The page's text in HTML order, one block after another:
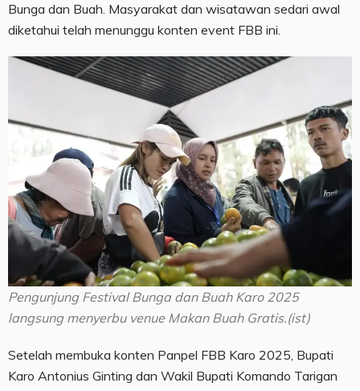
Bunga dan Buah. Masyarakat dan wisatawan sedari awal
diketahui telah menunggu konten event FBB ini.
Pengunjung Festival Bunga dan Buah Karo 2025
langsung menyerbu venue Makan Buah Gratis.(ist)
Setelah membuka konten Panpel FBB Karo 2025, Bupati
Karo Antonius Ginting dan Wakil Bupati Komando Tarigan